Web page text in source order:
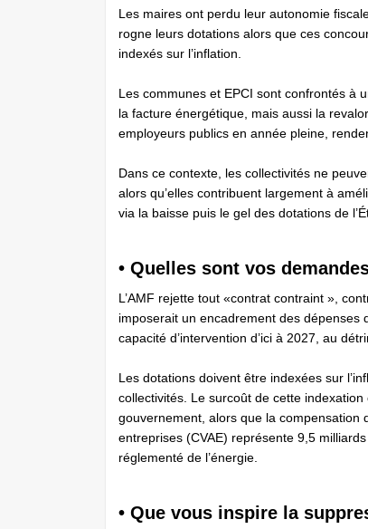
Les maires ont perdu leur autonomie
rogne leurs dotations alors que ces
indexés sur l’inflation.
Les communes et EPCI sont confrontés à
la facture énergétique, mais aussi la
employeurs publics en année pleine,
Dans ce contexte, les collectivités ne
alors qu’elles contribuent largement à
via la baisse puis le gel des ­dotations de
• Quelles sont vos
L’AMF rejette tout «contrat contraint »,
imposerait un encadrement des
capacité d’intervention d’ici à 2027, au
Les dotations doivent être indexées sur
collectivités. Le surcoût de cette
gouvernement, alors que la compensation
entreprises (CVAE) représente 9,5
réglementé de l’énergie.
• Que vous inspire la